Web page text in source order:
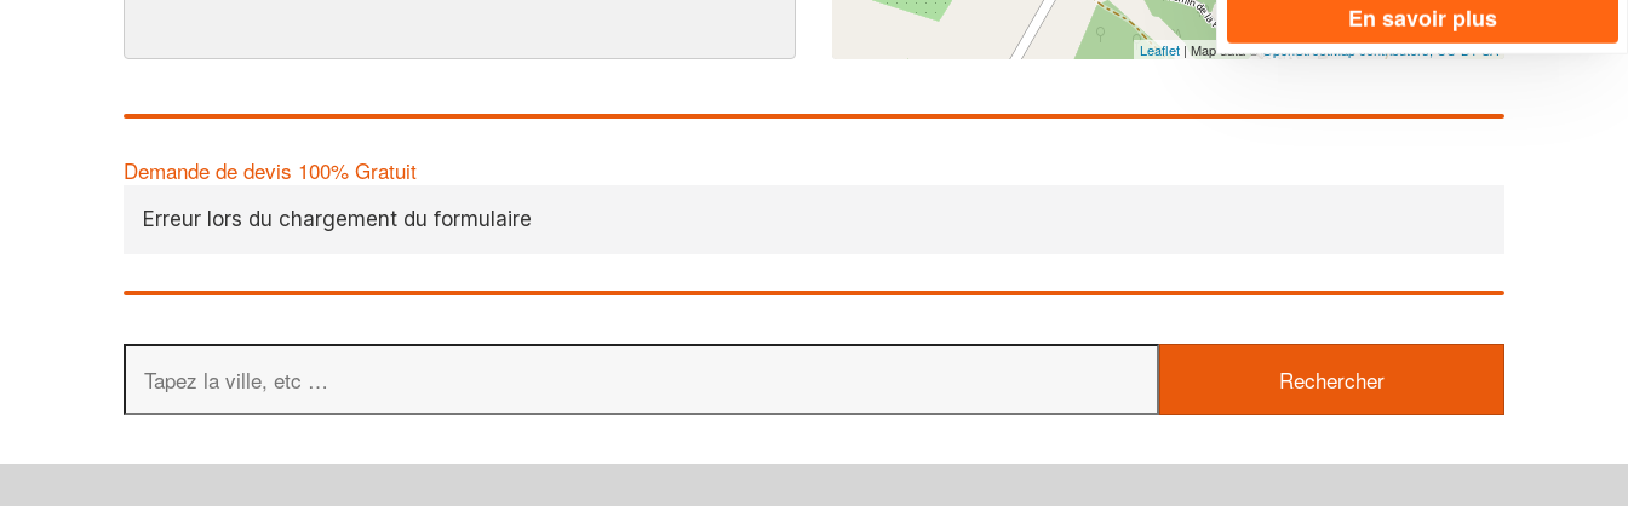
Leaflet | Map data ©OpenStreetMap contributors,CC-BY-SA
Demande de devis 100% Gratuit
Erreur lors du chargement du formulaire
En savoir plus